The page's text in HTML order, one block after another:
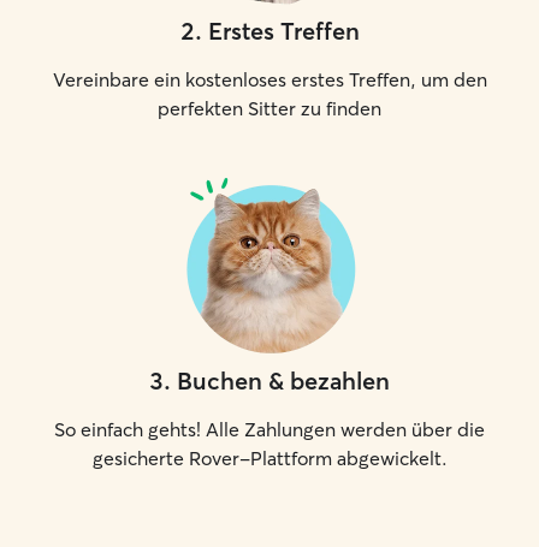
2. Erstes Treffen
Vereinbare ein kostenloses erstes Treffen, um den
perfekten Sitter zu finden
3. Buchen & bezahlen
So einfach gehts! Alle Zahlungen werden über die
gesicherte Rover-Plattform abgewickelt.